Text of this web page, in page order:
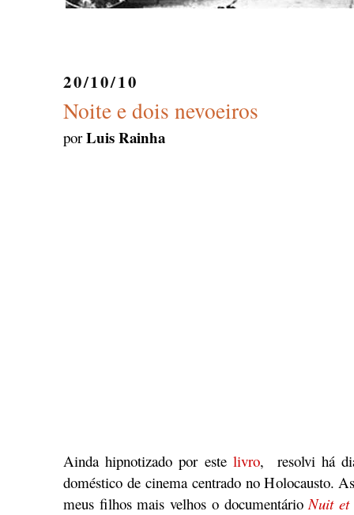
20/10/10
Noite e dois nevoeiros
porLuis Rainha
Ainda hipnotizado por este livro, resolvi há
doméstico de cinema centrado no Holocausto.
meus filhos mais velhos o documentárioNuit